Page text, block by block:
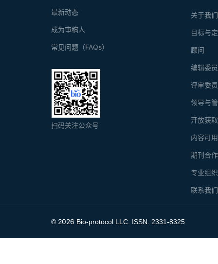
关于我们
目标与
顾问
编辑委
评审委
领导与
开放获
内容可
期刊合
专业组
联系我们
最新动态
成为审稿人
常见问题（FAQs）
扫码关注公众号
© 2026 Bio-protocol LLC. ISSN: 2331-8325